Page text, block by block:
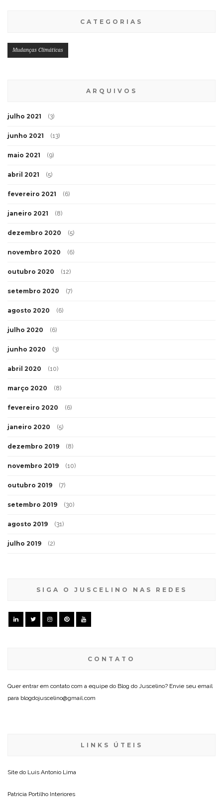
CATEGORIAS
Mudanças Climáticas
ARQUIVOS
julho 2021 (3)
junho 2021 (13)
maio 2021 (9)
abril 2021 (5)
fevereiro 2021 (6)
janeiro 2021 (8)
dezembro 2020 (5)
novembro 2020 (6)
outubro 2020 (12)
setembro 2020 (7)
agosto 2020 (6)
julho 2020 (6)
junho 2020 (3)
abril 2020 (10)
março 2020 (8)
fevereiro 2020 (6)
janeiro 2020 (5)
dezembro 2019 (8)
novembro 2019 (10)
outubro 2019 (7)
setembro 2019 (30)
agosto 2019 (31)
julho 2019 (2)
SIGA O JUSCELINO NAS REDES
CONTATO
Quer entrar em contato com a equipe do Blog do Juscelino? Envie seu email
para blogdojuscelino@gmail.com
LINKS ÚTEIS
Site do Luis Antonio Lima
Patricia Portilho Interiores